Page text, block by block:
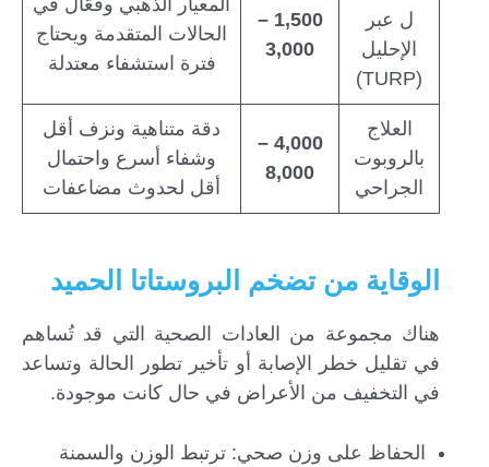
ل عبر
الإحليل
(TURP)
1,500 –
3,000
الحالات المتقدمة ويحتاج
فترة استشفاء معتدلة
العلاج
بالروبوت
الجراحي
4,000 –
8,000
دقة متناهية ونزف أقل
وشفاء أسرع واحتمال
أقل لحدوث مضاعفات
الوقاية من تضخم البروستاتا الحميد
هناك مجموعة من العادات الصحية التي قد تُساهم
في تقليل خطر الإصابة أو تأخير تطور الحالة وتساعد
في التخفيف من الأعراض في حال كانت موجودة.
الحفاظ على وزن صحي: ترتبط الوزن والسمنة